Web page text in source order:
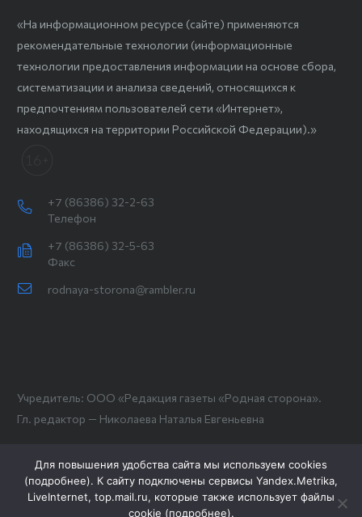
«На информационном ресурсе (сайте) применяются
рекомендательные технологии (информационные
технологии предоставления информации на основе сбора,
систематизации и анализа сведений, относящихся к
предпочтениям пользователей сети «Интернет»,
находящихся на территории Российской Федерации).»
+7 (86386) 32-2-63
Телефон
+7 (86386) 32-5-63
Факс
rodnaya-storona@rambler.ru
Учредитель: ООО «Редакция газеты «Родная сторона».
Гл. редактор — Николаева Наталья Евгеньевна
Для повышения удобства сайта мы используем cookies
(подробнее). К сайту подключены сервисы Yandex.Metrika,
LiveInternet, top.mail.ru, которые также использует файлы
cookie (подробнее).